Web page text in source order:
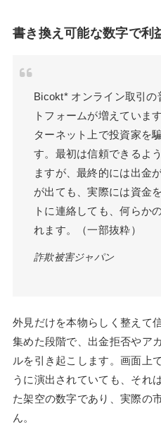
書き換え可能な数字で利
Bicokt* オンライン取引
トフォームが増えていま
ターネット上で投資家を
す。最初は信頼できるよ
ますが、最終的には出金
が出ても、実際には資金
トに連絡しても、何らか
れます。（一部抜粋）
詐欺被害ジャパン
外見だけを本物らしく整えて
集めた段階で、出金拒否やア
ルを引き起こします。画面上
うに演出されていても、それ
た架空の数字であり、実際の
ん。